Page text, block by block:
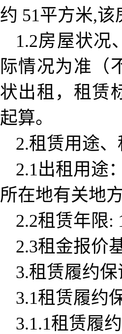
约 51平方米,
1.2房屋状况
际情况为准（
状出租，租赁
起算。
2.租赁用途
2.1出租用途
所在地有关地
2.2租赁年限:
2.3租金报价
3.租赁履约
3.1租赁履约
3.1.1租赁履